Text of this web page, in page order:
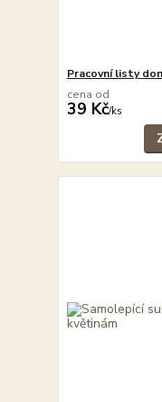
Pracovní listy
cena od
39 Kč/ks